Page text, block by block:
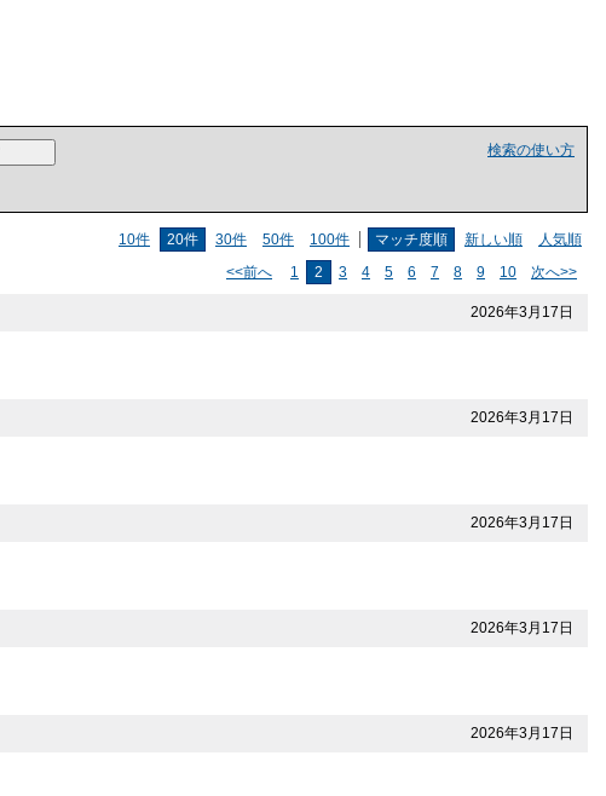
検索の使い方
10件 20件 30件 50件 100件 マッチ度順 新しい順
人気順
<<前へ 1 2 3 4 5 6 7 8 9 10 次へ>>
2026年3月17日
2026年3月17日
2026年3月17日
2026年3月17日
2026年3月17日